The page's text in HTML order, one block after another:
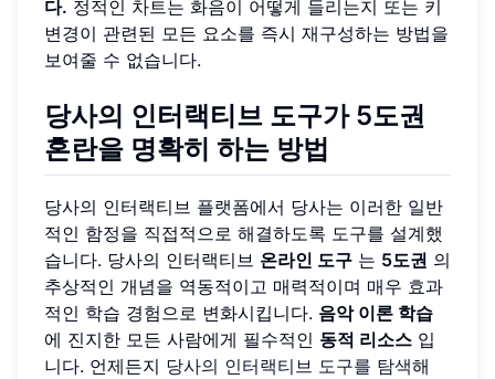
다. 정적인 차트는 화음이 어떻게 들리는지 또는 키
변경이 관련된 모든 요소를 즉시 재구성하는 방법을
보여줄 수 없습니다.
당사의 인터랙티브 도구가 5도권
혼란을 명확히 하는 방법
당사의 인터랙티브 플랫폼에서 당사는 이러한 일반
적인 함정을 직접적으로 해결하도록 도구를 설계했
습니다. 당사의 인터랙티브 온라인 도구 는 5도권 의
추상적인 개념을 역동적이고 매력적이며 매우 효과
적인 학습 경험으로 변화시킵니다. 음악 이론 학습
에 진지한 모든 사람에게 필수적인 동적 리소스 입
니다. 언제든지 당사의 인터랙티브 도구를 탐색해